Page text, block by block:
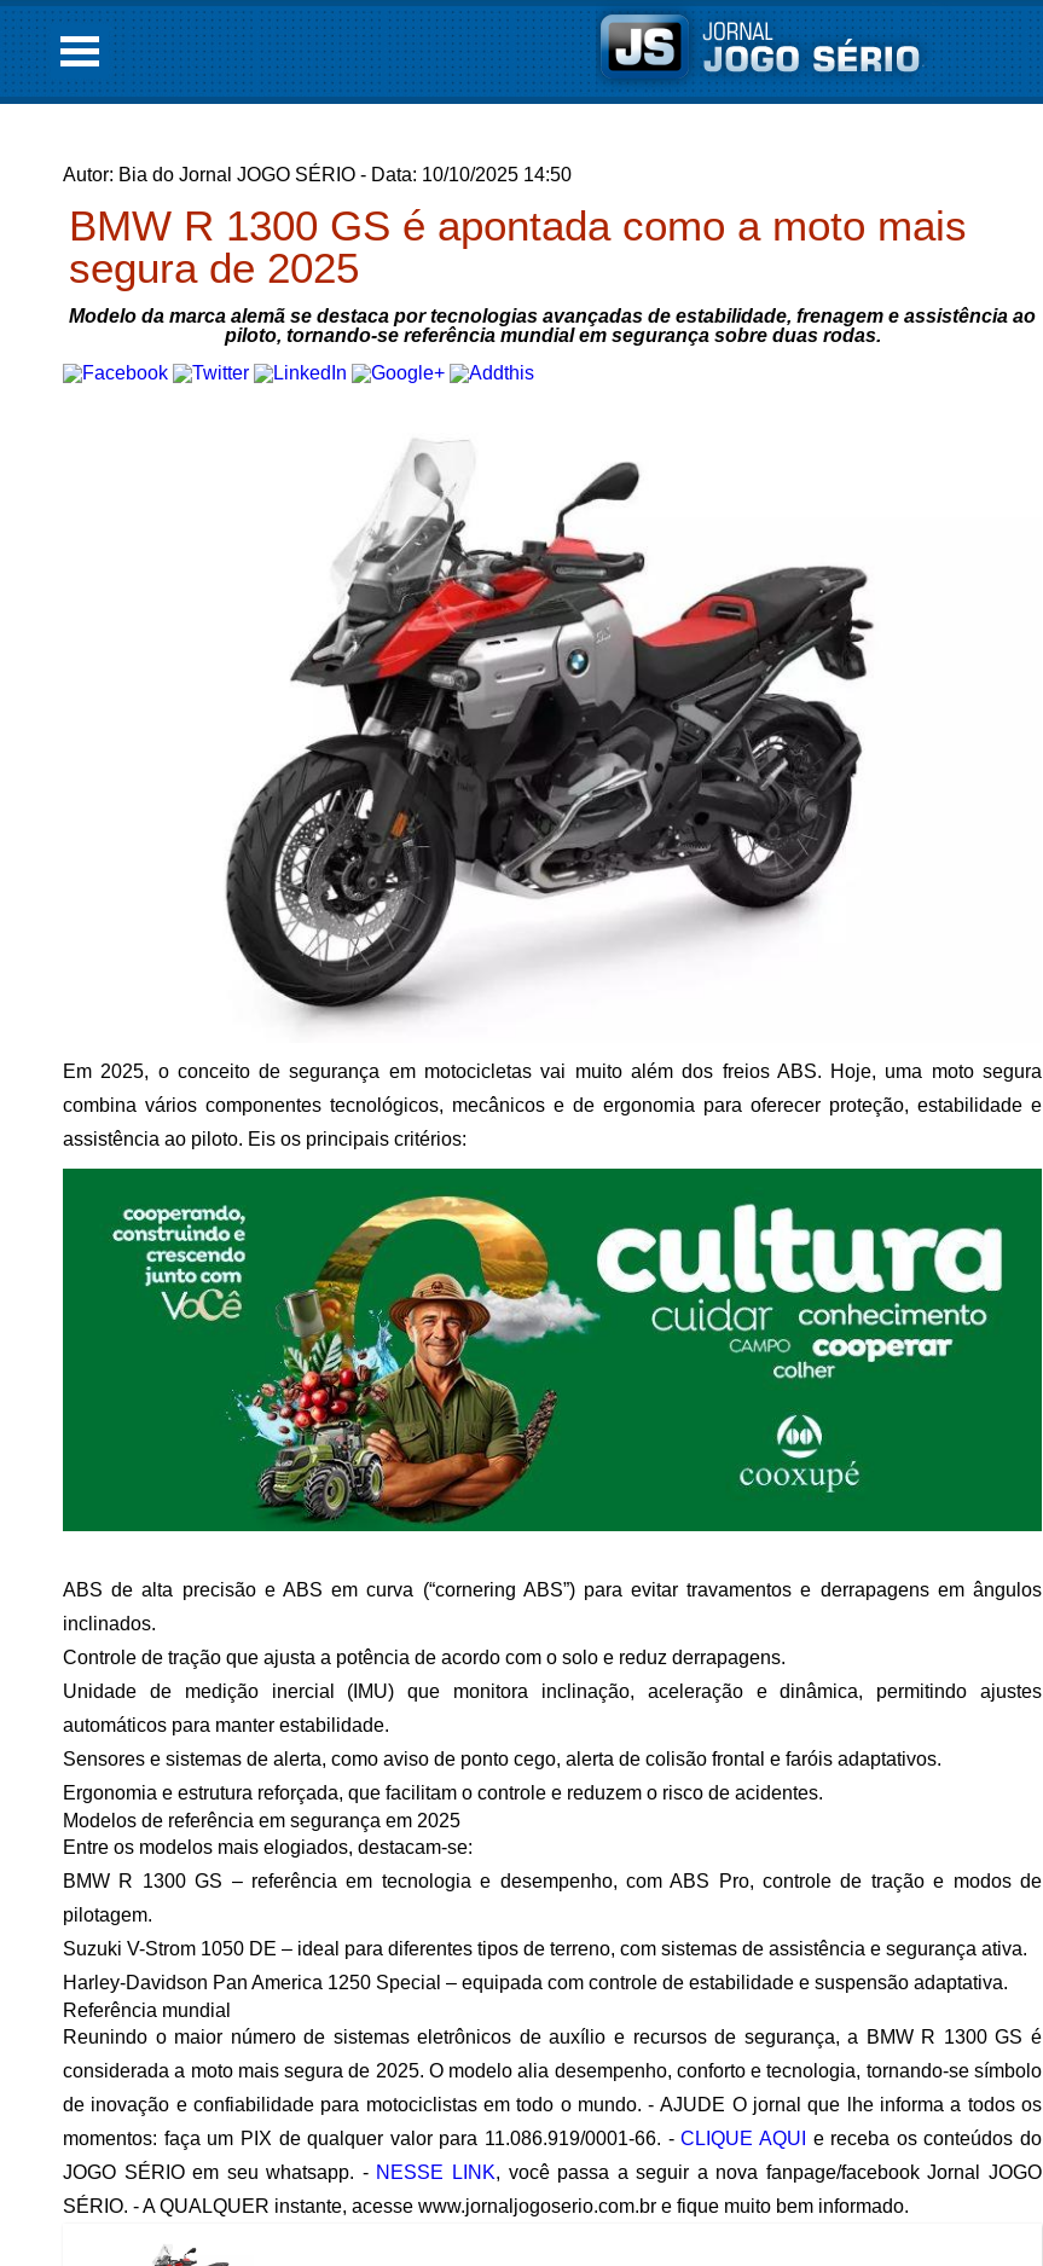
Autor: Bia do Jornal JOGO SÉRIO - Data: 10/10/2025 14:50
BMW R 1300 GS é apontada como a moto mais
segura de 2025
Modelo da marca alemã se destaca por tecnologias avançadas de estabilidade, frenagem e assistência ao
piloto, tornando-se referência mundial em segurança sobre duas rodas.
Em 2025, o conceito de segurança em motocicletas vai muito além dos freios ABS. Hoje, uma moto segura
combina vários componentes tecnológicos, mecânicos e de ergonomia para oferecer proteção, estabilidade e
assistência ao piloto. Eis os principais critérios:
ABS de alta precisãoe ABS em curva (“cornering ABS”) para evitar travamentos e derrapagens em ângulos
inclinados.
Controle de tração que ajusta a potência de acordo com o solo e reduz derrapagens.
Unidade de medição inercial (IMU) que monitora inclinação, aceleração e dinâmica, permitindo ajustes
automáticos para manter estabilidade.
Sensores e sistemas de alerta, como aviso de ponto cego, alerta de colisão frontal e faróis adaptativos.
Ergonomia e estrutura reforçada, que facilitam o controle e reduzem o risco de acidentes.
Modelos de referência em segurança em 2025
Entre os modelos mais elogiados, destacam-se:
BMW R 1300 GS – referência em tecnologia e desempenho, com ABS Pro, controle de tração e modos de
pilotagem.
Suzuki V-Strom 1050 DE – ideal para diferentes tipos de terreno, com sistemas de assistência e segurança ativa.
Harley-Davidson Pan America 1250 Special – equipada com controle de estabilidade e suspensão adaptativa.
Referência mundial
Reunindo o maior número de sistemas eletrônicos de auxílio e recursos de segurança, a BMW R 1300 GS é
considerada a moto mais segura de 2025. O modelo alia desempenho, conforto e tecnologia, tornando-se símbolo
de inovação e confiabilidade para motociclistas em todo o mundo. - AJUDE O jornal que lhe informa a todos os
momentos: faça um PIX de qualquer valor para 11.086.919/0001-66. -CLIQUE AQUI
e receba os conteúdos do
JOGO SÉRIO em seu whatsapp. - NESSE LINK, você passa a seguir a nova fanpage/facebook Jornal JOGO
SÉRIO. - A QUALQUER instante, acesse www.jornaljogoserio.com.br e fique muito bem informado.